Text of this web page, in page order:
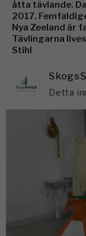
åtta tävlande.
2017.
Nya Zeeland är
Tävlingarna
Stihl
Detta